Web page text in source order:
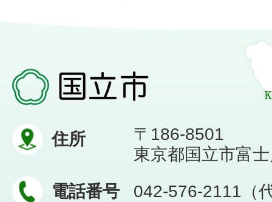
住所
〒186-8501
東京都国立市富
電話番号
042-576-2111（